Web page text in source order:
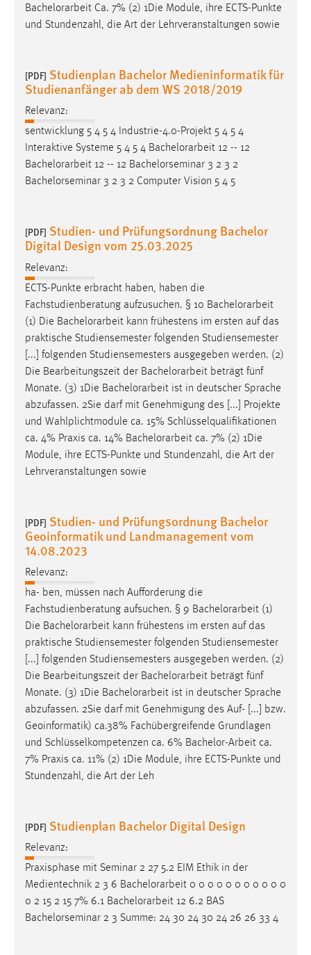
Bachelorarbeit Ca. 7% (2) 1Die Module, ihre ECTS-Punkte
und Stundenzahl, die Art der Lehrveranstaltungen sowie
[PDF] Studienplan Bachelor Medieninformatik für
Studienanfänger ab dem WS 2018/2019
Relevanz:
sentwicklung 5 4 5 4 Industrie-4.0-Projekt 5 4 5 4
Interaktive Systeme 5 4 5 4 Bachelorarbeit 12 -- 12
Bachelorarbeit 12 -- 12 Bachelorseminar 3 2 3 2
Bachelorseminar 3 2 3 2 Computer Vision 5 4 5
[PDF] Studien- und Prüfungsordnung Bachelor
Digital Design vom 25.03.2025
Relevanz:
ECTS-Punkte erbracht haben, haben die
Fachstudienberatung aufzusuchen. § 10 Bachelorarbeit
(1) Die Bachelorarbeit kann frühestens im ersten auf das
praktische Studiensemester folgenden Studiensemester
[...] folgenden Studiensemesters ausgegeben werden. (2)
Die Bearbeitungszeit der Bachelorarbeit beträgt fünf
Monate. (3) 1Die Bachelorarbeit ist in deutscher Sprache
abzufassen. 2Sie darf mit Genehmigung des [...] Projekte
und Wahlplichtmodule ca. 15% Schlüsselqualifikationen
ca. 4% Praxis ca. 14% Bachelorarbeit ca. 7% (2) 1Die
Module, ihre ECTS-Punkte und Stundenzahl, die Art der
Lehrveranstaltungen sowie
[PDF] Studien- und Prüfungsordnung Bachelor
Geoinformatik und Landmanagement vom
14.08.2023
Relevanz:
ha- ben, müssen nach Aufforderung die
Fachstudienberatung aufsuchen. § 9 Bachelorarbeit (1)
Die Bachelorarbeit kann frühestens im ersten auf das
praktische Studiensemester folgenden Studiensemester
[...] folgenden Studiensemesters ausgegeben werden. (2)
Die Bearbeitungszeit der Bachelorarbeit beträgt fünf
Monate. (3) 1Die Bachelorarbeit ist in deutscher Sprache
abzufassen. 2Sie darf mit Genehmigung des Auf- [...] bzw.
Geoinformatik) ca.38% Fachübergreifende Grundlagen
und Schlüsselkompetenzen ca. 6% Bachelor-Arbeit ca.
7% Praxis ca. 11% (2) 1Die Module, ihre ECTS-Punkte und
Stundenzahl, die Art der Leh
[PDF] Studienplan Bachelor Digital Design
Relevanz:
Praxisphase mit Seminar 2 27 5.2 EIM Ethik in der
Medientechnik 2 3 6 Bachelorarbeit 0 0 0 0 0 0 0 0 0 0 0
0 2 15 2 15 7% 6.1 Bachelorarbeit 12 6.2 BAS
Bachelorseminar 2 3 Summe: 24 30 24 30 24 26 26 33 4
Cookie Laufzeit:
30 Tage
Chat
Name:
MibewSessionID, MIBEW_UserID, mibew_locale, mibew-
chat-frame-style-5e9dbeb1811c0446
Zweck:
Wird benötigt um die Chatfunktion nutzen zu können.
Cookie Laufzeit:
Jahre, MIBEW_UserID = 1 Jahr
Login
Name:
fe_user, be_user, be_lastLoginProvider
Zweck:
Dieser Cookie ist notwendig um sich an der Website
einloggen zu können.
Cookie Laufzeit:
24 Stunden
STATISTIK
unsere Besucher unsere Website nutzen.
Matomo
Name:
Zweck:
Zugriffsstatistik
Cookie Laufzeit:
Max. 13 Monate
MARKETING
Marketing Cookies werden von Drittanbietern
verwendet, um personalisierte Werbung anzuzeigen.
Google Ads
Name:
_gcl_au
Anbieter: